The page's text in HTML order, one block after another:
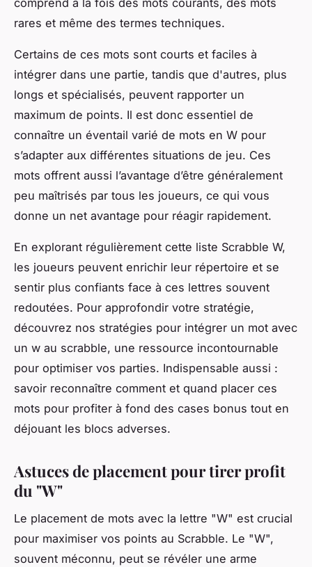
rares et même des termes techniques.
Certains de ces mots sont courts et faciles à
intégrer dans une partie, tandis que d'autres, plus
longs et spécialisés, peuvent rapporter un
maximum de points. Il est donc essentiel de
connaître un éventail varié de mots en W pour
s’adapter aux différentes situations de jeu. Ces
mots offrent aussi l’avantage d’être généralement
peu maîtrisés par tous les joueurs, ce qui vous
donne un net avantage pour réagir rapidement.
En explorant régulièrement cette liste Scrabble W,
les joueurs peuvent enrichir leur répertoire et se
sentir plus confiants face à ces lettres souvent
redoutées. Pour approfondir votre stratégie,
découvrez nos stratégies pour intégrer un mot avec
un w au scrabble, une ressource incontournable
pour optimiser vos parties. Indispensable aussi :
savoir reconnaître comment et quand placer ces
mots pour profiter à fond des cases bonus tout en
déjouant les blocs adverses.
Astuces de placement pour tirer profit
du "W"
Le placement de mots avec la lettre "W" est crucial
pour maximiser vos points au Scrabble. Le "W",
souvent méconnu, peut se révéler une arme